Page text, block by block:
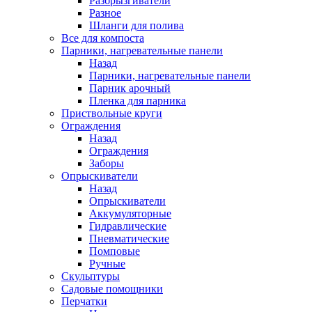
Разное
Шланги для полива
Все для компоста
Парники, нагревательные панели
Назад
Парники, нагревательные панели
Парник арочный
Пленка для парника
Приствольные круги
Ограждения
Назад
Ограждения
Заборы
Опрыскиватели
Назад
Опрыскиватели
Аккумуляторные
Гидравлические
Пневматические
Помповые
Ручные
Скульптуры
Садовые помощники
Перчатки